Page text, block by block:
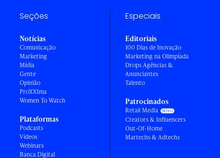
Seções
Notícias
Comunicação
Marketing
Mídia
Gente
Opinião
ProXXIma
Women To Watch
Plataformas
Podcasts
Vídeos
Webinars
Banca Digital
Especiais
Editoriais
100 Dias de Inovação
Marketing na Olimpíada
Drops Agências &
Anunciantes
Talento
Patrocinados
Retail Media
Creators & Influencers
Out-Of-Home
Martechs & Adtechs